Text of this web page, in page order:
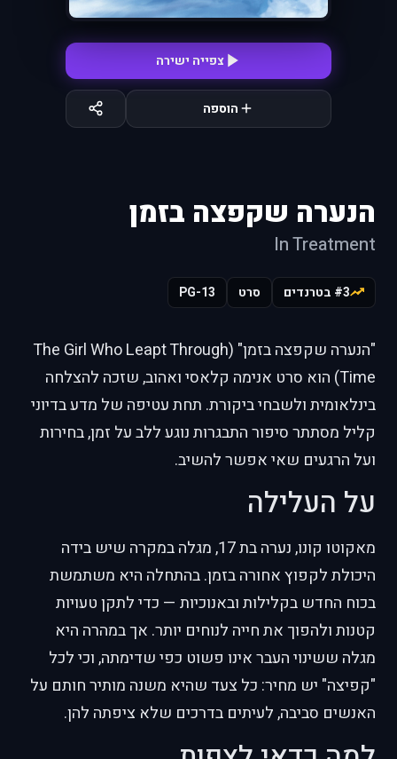
צפייה ישירה
הוספה
הנערה שקפצה בזמן
In Treatment
#3 בטרנדים סרט PG-13
"הנערה שקפצה בזמן" (The Girl Who Leapt Through
Time) הוא סרט אנימה קלאסי ואהוב, שזכה להצלחה
בינלאומית ולשבחי ביקורת. תחת עטיפה של מדע בדיוני
קליל מסתתר סיפור התבגרות נוגע ללב על זמן, בחירות
ועל הרגעים שאי אפשר להשיב.
על העלילה
מאקוטו קונו, נערה בת 17, מגלה במקרה שיש בידה
היכולת לקפוץ אחורה בזמן. בהתחלה היא משתמשת
בכוח החדש בקלילות ובאנוכיות — כדי לתקן טעויות
קטנות ולהפוך את חייה לנוחים יותר. אך במהרה היא
מגלה ששינוי העבר אינו פשוט כפי שדימתה, וכי לכל
"קפיצה" יש מחיר: כל צעד שהיא משנה מותיר חותם על
האנשים סביבה, לעיתים בדרכים שלא ציפתה להן.